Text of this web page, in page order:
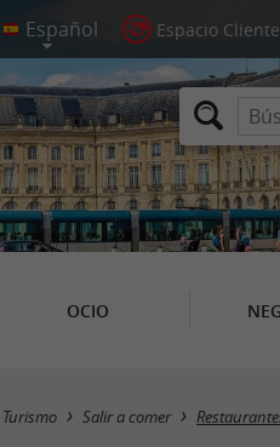
Espacio Cliente
OCIO
Turismo Salir a comer